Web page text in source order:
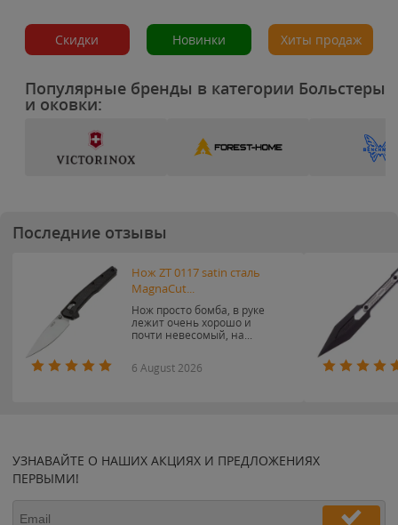
Скидки Новинки Хиты продаж
Популярные бренды в категории Больстеры
и оковки:
Последние отзывы
Нож ZT 0117 satin сталь
MagnaCut...
Нож просто бомба, в руке
лежит очень хорошо и
почти невесомый, на...
6 August 2026
УЗНАВАЙТЕ О НАШИХ АКЦИЯХ И ПРЕДЛОЖЕНИЯХ
ПЕРВЫМИ!